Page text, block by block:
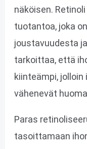
näköisen.
tuotantoa, joka
joustavuudesta
tarkoittaa, että
kiinteämpi,
vähenevät
Paras
tasoittamaan